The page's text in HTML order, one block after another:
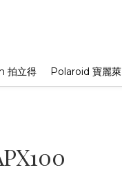
拍立得 Polaroid 寶麗萊